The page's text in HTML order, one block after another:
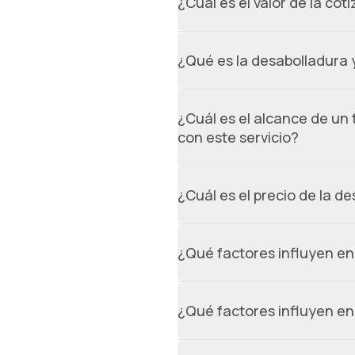
imágenes no son suficientes,
¿Qué es la
protegiéndolo de la corrosión
¿Cuál es el alcance de
con este servicio?
estacionamiento, raspones,
¿Cuál es el precio de la
¿Qué factores influyen
¿Qué factores influyen